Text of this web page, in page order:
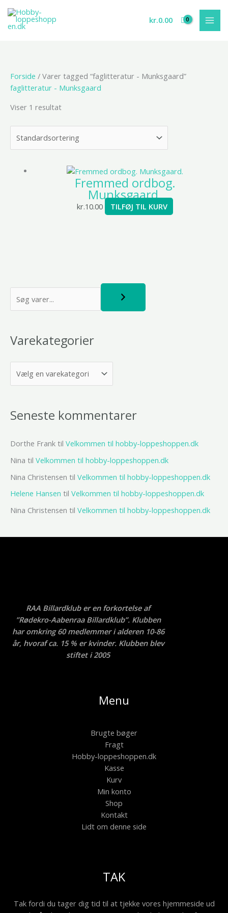
indholdet
kr.0.00
S
Varekategorier
Seneste kommentarer
Dorthe Frank til Velkommen til hobby-loppeshoppen.dk
Nina til Velkommen til hobby-loppeshoppen.dk
Nina Christensen til Velkommen til hobby-loppeshoppen.dk
Helene Hansen til Velkommen til hobby-loppeshoppen.dk
Nina Christensen til Velkommen til hobby-loppeshoppen.dk
Forside / Varer tagged “faglitteratur - Munksgaard”
faglitteratur - Munksgaard
Viser 1 resultat
Fremmed ordbog.
Munksgaard.
kr.10.00 TILFØJ TIL KURV
RAA Billardklub er en forkortelse af
”Rødekro-Aabenraa Billardklub”. Klubben
har omkring 60 medlemmer i alderen 10-86
år, hvoraf ca. 15 % er kvinder. Klubben blev
stiftet i 2005
Menu
Brugte bøger
Fragt
Hobby-loppeshoppen.dk
Kasse
Kurv
Min konto
Shop
Kontakt
Lidt om denne side
TAK
Tak fordi du tager dig tid til at tjekke vores hjemmeside ud